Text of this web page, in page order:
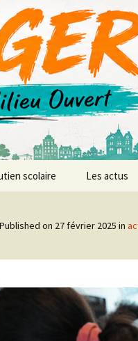
scolaire Les actus
Published on 27 février 2025 in